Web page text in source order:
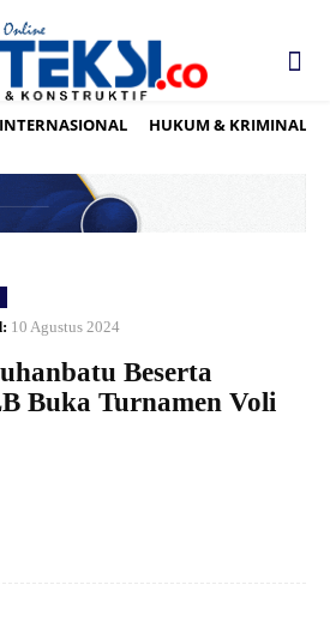
INTERNASIONAL HUKUM & KRIMINAL
10 Agustus 2024
Beserta
Buka Turnamen Voli